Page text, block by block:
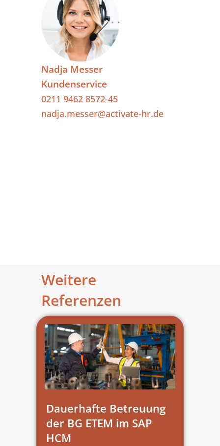
Nadja Messer
Kundenservice
0211 9462 8572-45
nadja.messer@activate-hr.de
Weitere
Referenzen
Dauerhafte Betreuung
der BG ETEM im SAP
HCM